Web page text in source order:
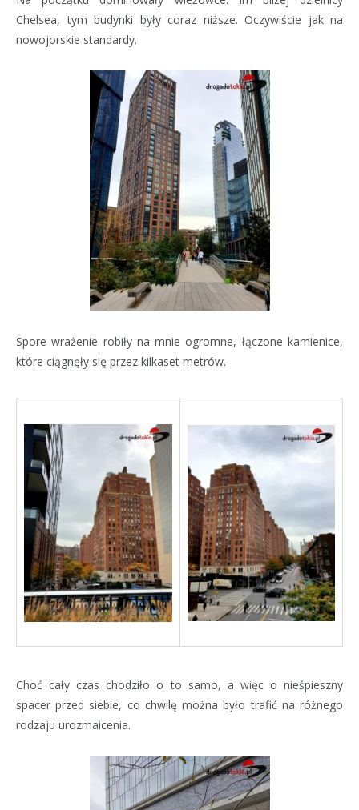
Chelsea, tym budynki były coraz niższe. Oczywiście jak na
nowojorskie standardy.
Spore wrażenie robiły na mnie ogromne, łączone kamienice,
które ciągnęły się przez kilkaset metrów.
Choć cały czas chodziło o to samo, a więc o nieśpieszny
spacer przed siebie, co chwilę można było trafić na różnego
rodzaju urozmaicenia.